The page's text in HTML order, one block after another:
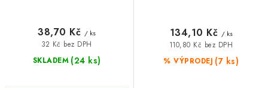
SKLADEM (24 ks)
32 Kč bez DPH
38,70 Kč / ks
% VÝPRODEJ (7 ks)
110,80 Kč bez DPH
134,10 Kč / ks